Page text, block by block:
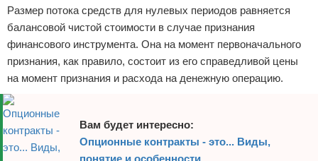
Размер потока средств для нулевых периодов равняется
балансовой чистой стоимости в случае признания
финансового инструмента. Она на момент первоначального
признания, как правило, состоит из его справедливой цены
на момент признания и расхода на денежную операцию.
Вам будет интересно:
Опционные контракты - это... Виды,
понятие и особенности